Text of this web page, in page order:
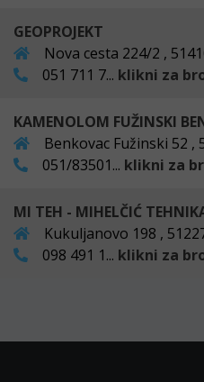
GEOPROJEKT
Nova cesta 224/2 ,
051 711 7... klikni za
KAMENOLOM FUŽINSKI
Benkovac Fužinski 52
051/83501... klikni za
MI TEH - MIHELČIĆ
Kukuljanovo 198 ,
098 491 1... klikni za